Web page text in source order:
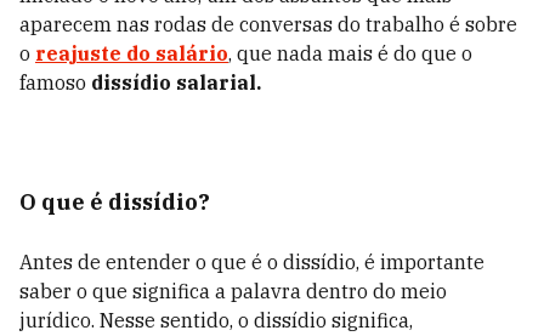
aparecem nas rodas de conversas do trabalho é sobre
o reajuste do salário, que nada mais é do que o
famoso dissídio salarial.
O que é dissídio?
Antes de entender o que é o dissídio, é importante
saber o que significa a palavra dentro do meio
jurídico. Nesse sentido, o dissídio significa,